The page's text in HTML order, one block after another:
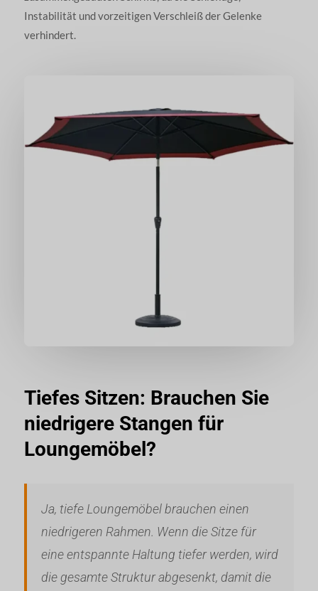
Instabilität und vorzeitigen Verschleiß der Gelenke
verhindert.
Tiefes Sitzen: Brauchen Sie
niedrigere Stangen für
Loungemöbel?
Ja, tiefe Loungemöbel brauchen einen
niedrigeren Rahmen. Wenn die Sitze für
eine entspannte Haltung tiefer werden, wird
die gesamte Struktur abgesenkt, damit die